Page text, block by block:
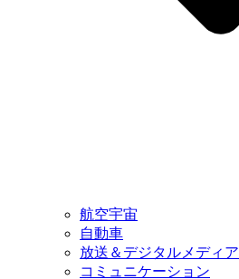
航空宇宙
自動車
放送＆デジタルメディア
コミュニケーション